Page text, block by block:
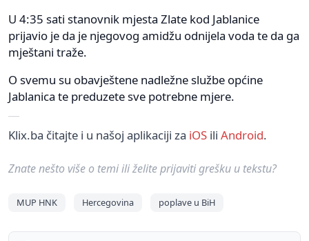
U 4:35 sati stanovnik mjesta Zlate kod Jablanice
prijavio je da je njegovog amidžu odnijela voda te da ga
mještani traže.
O svemu su obavještene nadležne službe općine
Jablanica te preduzete sve potrebne mjere.
Klix.ba čitajte i u našoj aplikaciji za iOS ili Android.
Znate nešto više o temi ili želite prijaviti grešku u tekstu?
MUP HNK Hercegovina poplave u BiH